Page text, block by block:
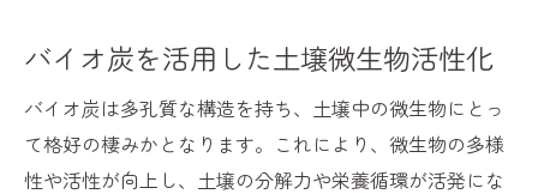
バイオ炭を活用した土壌微生物活性化
バイオ炭は多孔質な構造を持ち、土壌中の微生物にとっ
て格好の棲みかとなります。これにより、微生物の多様
性や活性が向上し、土壌の分解力や栄養循環が活発にな